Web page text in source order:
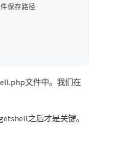
保存路径
文件中。我们在
之后才是关键。